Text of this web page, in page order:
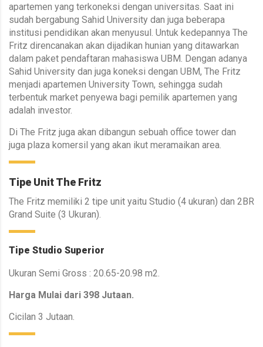
apartemen yang terkoneksi dengan universitas. Saat ini
sudah bergabung Sahid University dan juga beberapa
institusi pendidikan akan menyusul. Untuk kedepannya The
Fritz direncanakan akan dijadikan hunian yang ditawarkan
dalam paket pendaftaran mahasiswa UBM. Dengan adanya
Sahid University dan juga koneksi dengan UBM, The Fritz
menjadi apartemen University Town, sehingga sudah
terbentuk market penyewa bagi pemilik apartemen yang
adalah investor.
Di The Fritz juga akan dibangun sebuah office tower dan
juga plaza komersil yang akan ikut meramaikan area.
Tipe Unit The Fritz
The Fritz memiliki 2 tipe unit yaitu Studio (4 ukuran) dan 2BR
Grand Suite (3 Ukuran).
Tipe Studio Superior
Ukuran Semi Gross : 20.65-20.98 m2.
Harga Mulai dari 398 Jutaan.
Cicilan 3 Jutaan.